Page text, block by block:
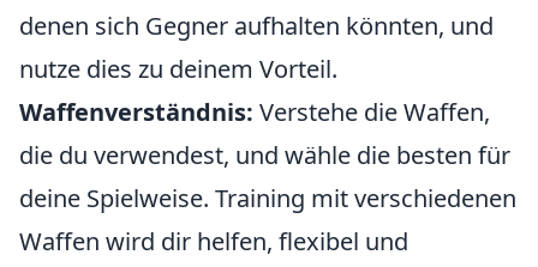
denen sich Gegner aufhalten könnten, und
nutze dies zu deinem Vorteil.
Waffenverständnis: Verstehe die Waffen,
die du verwendest, und wähle die besten für
deine Spielweise. Training mit verschiedenen
Waffen wird dir helfen, flexibel und